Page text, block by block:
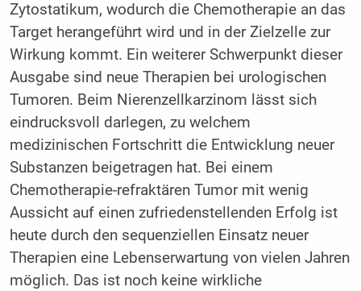
Zytostatikum, wodurch die Chemotherapie an das
Target herangeführt wird und in der Zielzelle zur
Wirkung kommt. Ein weiterer Schwerpunkt dieser
Ausgabe sind neue Therapien bei urologischen
Tumoren. Beim Nierenzellkarzinom lässt sich
eindrucksvoll darlegen, zu welchem
medizinischen Fortschritt die Entwicklung neuer
Substanzen beigetragen hat. Bei einem
Chemotherapie-refraktären Tumor mit wenig
Aussicht auf einen zufriedenstellenden Erfolg ist
heute durch den sequenziellen Einsatz neuer
Therapien eine Lebenserwartung von vielen Jahren
möglich. Das ist noch keine wirkliche